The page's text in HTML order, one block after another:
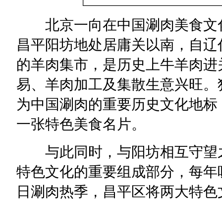
北京一向在中国涮肉美食文
昌平阳坊地处居庸关以南，自
的羊肉集市，是历史上牛羊肉
易、羊肉加工及集散生意兴旺
为中国涮肉的重要历史文化地
一张特色美食名片。
与此同时，与阳坊相互守望
特色文化的重要组成部分，每
日涮肉热季，昌平区将两大特